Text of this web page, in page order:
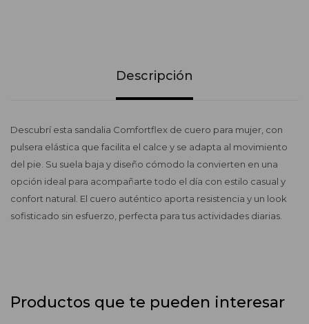
Descripción
Descubrí esta sandalia Comfortflex de cuero para mujer, con
pulsera elástica que facilita el calce y se adapta al movimiento
del pie. Su suela baja y diseño cómodo la convierten en una
opción ideal para acompañarte todo el día con estilo casual y
confort natural. El cuero auténtico aporta resistencia y un look
sofisticado sin esfuerzo, perfecta para tus actividades diarias.
Productos que te pueden interesar